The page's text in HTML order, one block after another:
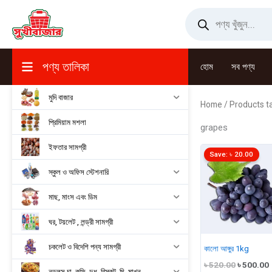
content
search
পণ্য তালিকা হোম সব পণ্য
মুদি বাজার
প্রিমিয়াম মশলা
ইফতার সামগ্রী
স্কুল ও অফিস স্টেশনারি
মাছ, মাংস এবং ডিম
ঘর, টয়লেট , লন্ড্রী সামগ্রী
চকলেট ও বিদেশি পন্য সামগ্রী
Home / Products
grapes
কালো আঙ্গুর 1kg
৳520.00Original
৳500.00
Save:৳ 20.00